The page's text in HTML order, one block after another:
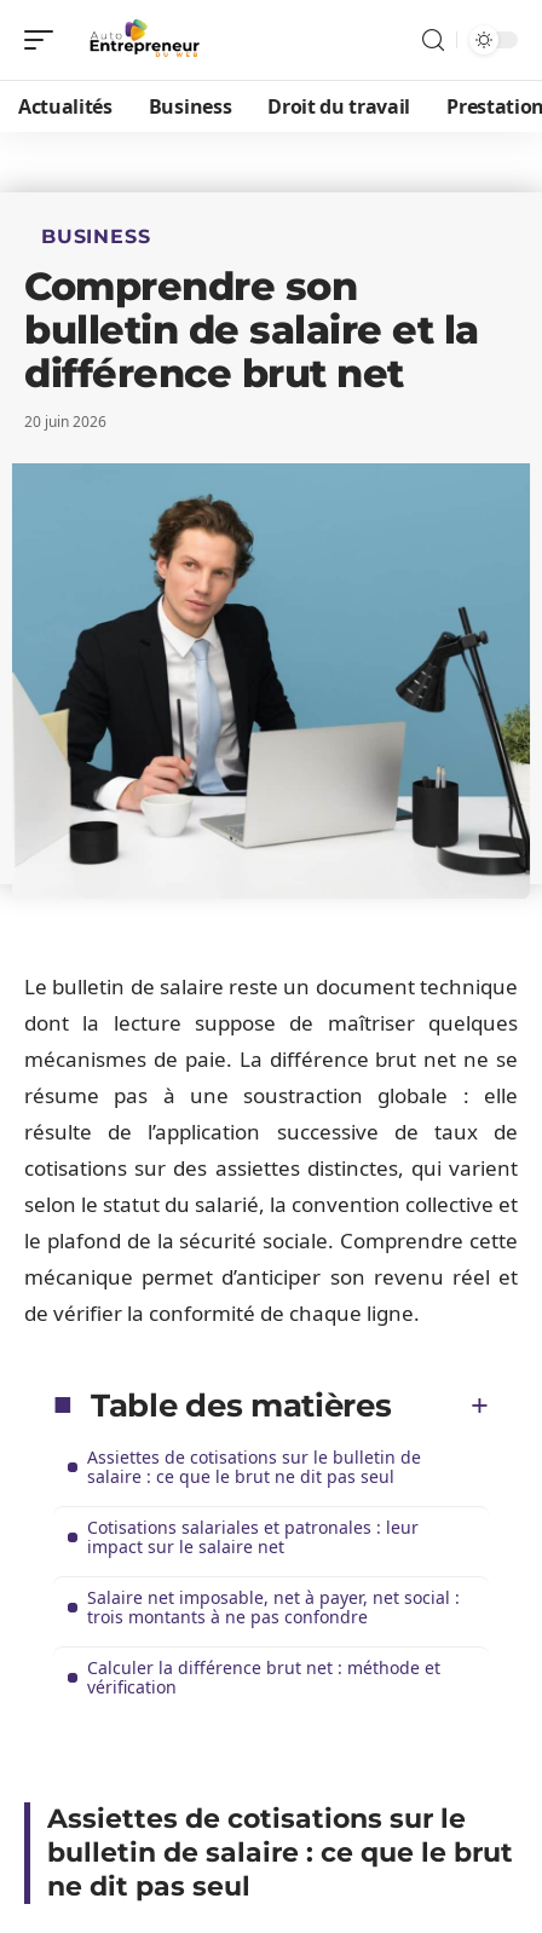
Actualités Business Droit du travail
BUSINESS
Comprendre son
bulletin de salaire et la
différence brut net
20 juin 2026
Le bulletin de salaire reste un document technique
dont la lecture suppose de maîtriser quelques
mécanismes de paie. La différence brut net ne se
résume pas à une soustraction globale : elle
résulte de l’application successive de taux de
cotisations sur des assiettes distinctes, qui varient
selon le statut du salarié, la convention collective et
le plafond de la sécurité sociale. Comprendre cette
mécanique permet d’anticiper son revenu réel et
de vérifier la conformité de chaque ligne.
Table des matières
Assiettes de cotisations sur le bulletin de
salaire : ce que le brut ne dit pas seul
Cotisations salariales et patronales : leur
impact sur le salaire net
Salaire net imposable, net à payer, net social :
trois montants à ne pas confondre
Calculer la différence brut net : méthode et
vérification
Assiettes de cotisations sur le
bulletin de salaire : ce que le brut
ne dit pas seul